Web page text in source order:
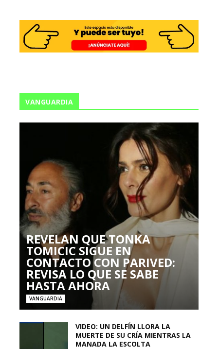
VANGUARDIA
REVELAN QUE TONKA
TOMICIC SIGUE EN
CONTACTO CON PARIVED:
REVISA LO QUE SE SABE
HASTA AHORA
VANGUARDIA
VIDEO: UN DELFÍN LLORA LA
MUERTE DE SU CRÍA MIENTRAS LA
MANADA LA ESCOLTA